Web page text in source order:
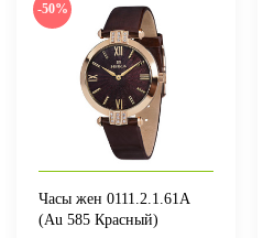
-50%
Часы жен 0111.2.1.61А
(Au 585 Красный)